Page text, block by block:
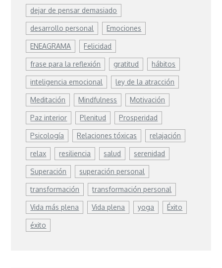
dejar de pensar demasiado
desarrollo personal Emociones
ENEAGRAMA Felicidad
frase para la reflexión gratitud hábitos
inteligencia emocional ley de la atracción
Meditación Mindfulness Motivación
Paz interior Plenitud Prosperidad
Psicología Relaciones tóxicas relajación
relax resiliencia salud serenidad
Superación superación personal
transformación transformación personal
Vida más plena Vida plena yoga Éxito
éxito